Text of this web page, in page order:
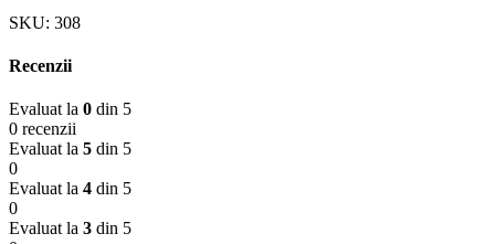
SKU: 308
Recenzii
Evaluat la 0 din 5
0 recenzii
Evaluat la 5 din 5
0
Evaluat la 4 din 5
0
Evaluat la 3 din 5